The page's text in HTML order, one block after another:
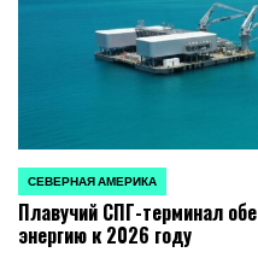
ОПУБЛИКОВАНО
В
СЕВЕРНАЯ АМЕРИКА
Плавучий СПГ-терминал
энергию к 2026 году